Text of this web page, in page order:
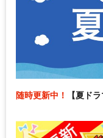
随時更新中！ 【夏ド